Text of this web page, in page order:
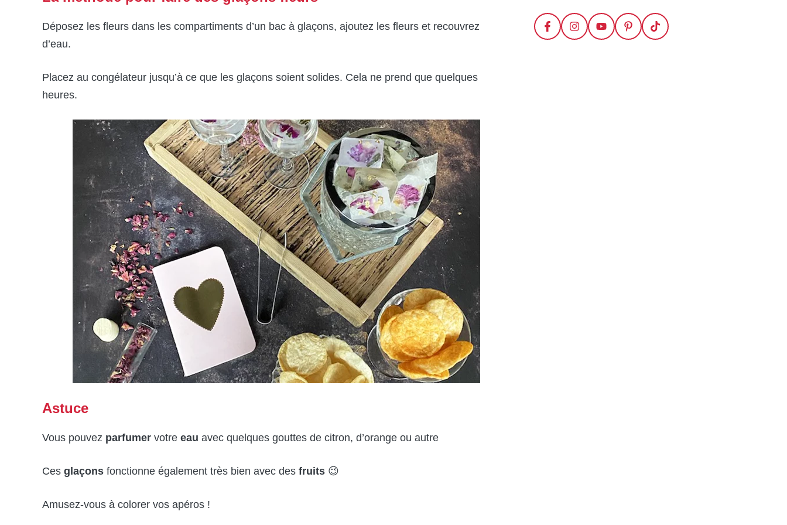
Déposez les fleurs dans les compartiments d’un bac à glaçons, ajoutez les fleurs et recouvrez
d’eau.
Placez au congélateur jusqu’à ce que les glaçons soient solides. Cela ne prend que quelques
heures.
Astuce
Vous pouvez parfumer votre eau avec quelques gouttes de citron, d’orange ou autre
Ces glaçons fonctionne également très bien avec des fruits 😉
Amusez-vous à colorer vos apéros !